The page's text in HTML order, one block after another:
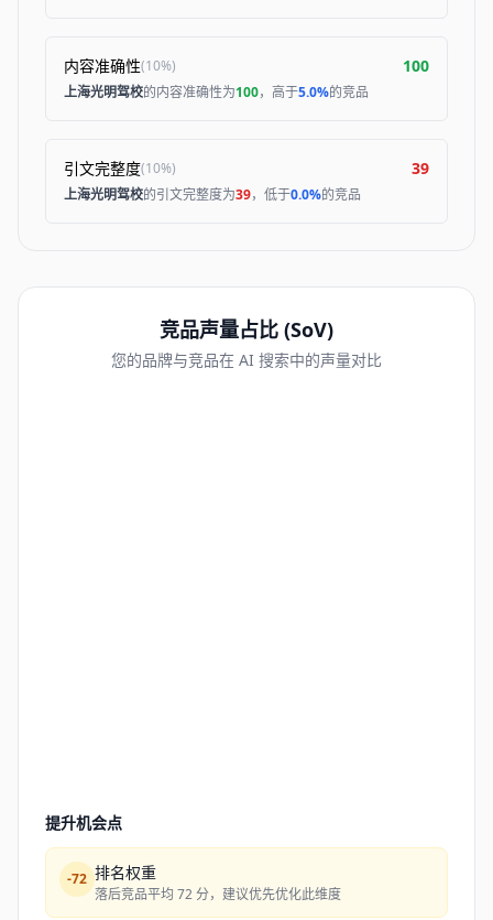
内容准确性(10%) 100
上海光明驾校的内容准确性为100，高于5.0%的竞品
引文完整度(10%) 39
上海光明驾校的引文完整度为39，低于0.0%的竞品
竞品声量占比 (SoV)
您的品牌与竞品在 AI 搜索中的声量对比
提升机会点
-72 排名权重
落后竞品平均 72 分，建议优先优化此维度